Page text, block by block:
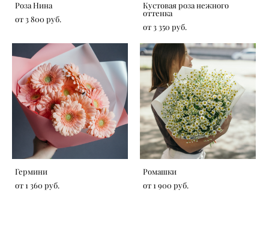
Роза Нина
от 3 800 pуб.
Кустовая роза нежного
оттенка
от 3 350 pуб.
Гермини
от 1 360 pуб.
Ромашки
от 1 900 pуб.